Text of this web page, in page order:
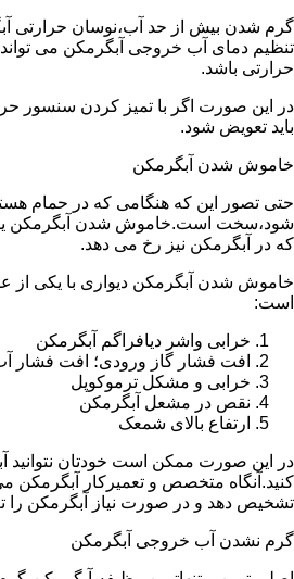
گرم شدن بیش از حد آب،نوسان حرارتی
تنظیم دمای آب خروجی آبگرمکن می
حرارتی باشد.
در این صورت اگر با تمیز کردن سنسور
باید تعویض شود.
خاموش شدن آبگرمکن
حتی تصور این که هنگامی که در حمام
شود،سخت است.خاموش شدن آبگرمکن
که در آبگرمکن نیز رخ می دهد.
خاموش شدن آبگرمکن دیواری با یکی از
است:
خرابی واشر دیافراگم آبگرمکن
افت فشار گاز ورودی؛ افت فشار
خرابی و مشکل ترموکوپل
نقص در مشعل آبگرمکن
ارتفاع بالای شمعک
در این صورت ممکن است خودتان نتوانید
کنید.آنگاه متخصص و تعمیرکار آبگرمکن
تشخیص دهد و در صورت نیاز آبگرمکن را
گرم نشدن آب خروجی آبگرمکن